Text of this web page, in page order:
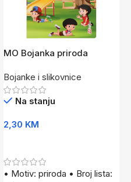
MO Bojanka priroda
Bojanke i slikovnice
Na stanju
2,30 KM
• Motiv: priroda • Broj lista: